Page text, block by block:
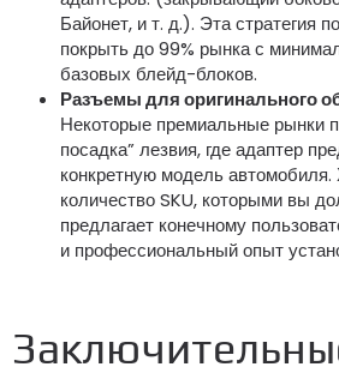
Байонет, и т. д.). Эта стратегия
покрыть до 99% рынка с
базовых блейд-блоков.
Разъемы для оригинального
Некоторые премиальные рынки
посадка” лезвия, где адаптер
конкретную модель автомобиля.
количество SKU, которыми вы
предлагает конечному
и профессиональный опыт